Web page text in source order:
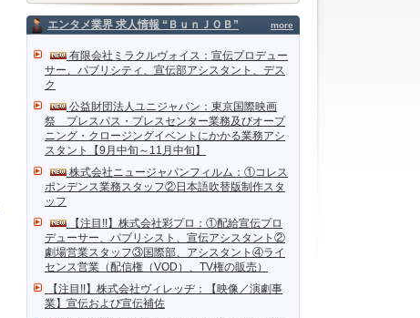
more
エンタメ業界 求人情報 “ＢｕｎＪＯＢ”
有限会社ミラクルヴォイス：宣伝プロデュー
サー、パブリシティ、宣伝部アシスタント、デス
ク
公益財団法人ユニジャパン：東京国際映画
祭 プレスパス・プレスセンター業務及びオープ
ニング・クロージングイベントにかかる業務アシ
スタント【9月中旬～11月中旬】
株式会社ニュージャパンフィルム：①コレス
ポンデンス業務スタッフ②日本語吹替版制作スタ
ッフ
【注目!!】株式会社彩プロ：①配給宣伝プロ
デューサー、パブリシスト、宣伝アシスタント②
劇場営業スタッフ③国際部、アシスタント④ライ
センス営業（配信権（VOD）、TV権の販売）
【注目!!】株式会社ヴィレッヂ：【映像／演劇事
業】宣伝および宣伝補佐